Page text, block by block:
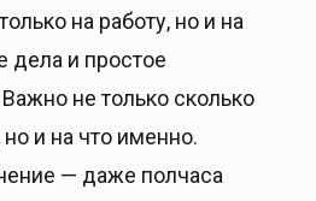
на работу, но и на
дела и простое
не только сколько
и на что именно.
— даже полчаса